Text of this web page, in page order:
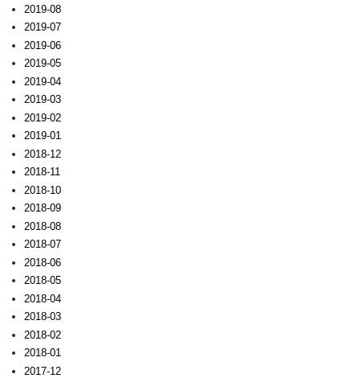
2019-08
2019-07
2019-06
2019-05
2019-04
2019-03
2019-02
2019-01
2018-12
2018-11
2018-10
2018-09
2018-08
2018-07
2018-06
2018-05
2018-04
2018-03
2018-02
2018-01
2017-12